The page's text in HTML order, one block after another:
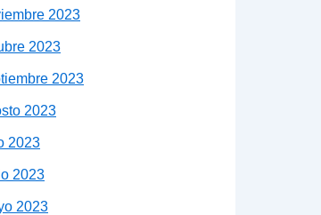
2023
2023
2023
2023
2023
2023
2023